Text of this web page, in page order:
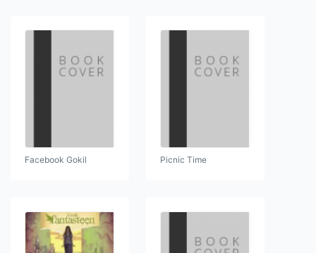
Facebook Gokil Picnic Time